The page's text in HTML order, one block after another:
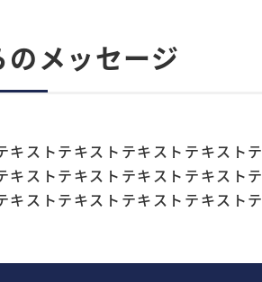
メッセージ
キストテキストテキストテキスト
キストテキストテキストテキスト
キストテキストテキストテキスト